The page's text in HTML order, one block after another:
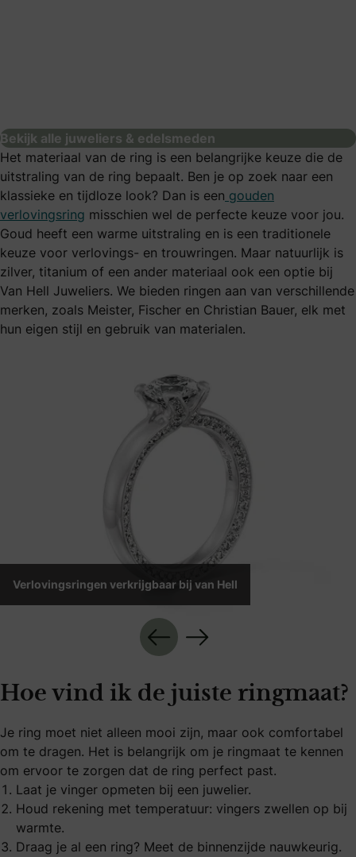
Bekijk alle juweliers & edelsmeden
Het materiaal van de ring is een belangrijke keuze die de
uitstraling van de ring bepaalt. Ben je op zoek naar een
klassieke en tijdloze look? Dan is een gouden
verlovingsring misschien wel de perfecte keuze voor jou.
Goud heeft een warme uitstraling en is een traditionele
keuze voor verlovings- en trouwringen. Maar natuurlijk is
zilver, titanium of een ander materiaal ook een optie bij
Van Hell Juweliers. We bieden ringen aan van verschillende
merken, zoals Meister, Fischer en Christian Bauer, elk met
hun eigen stijl en gebruik van materialen.
Verlovingsringen verkrijgbaar bij van Hell
Hoe vind ik de juiste ringmaat?
Je ring moet niet alleen mooi zijn, maar ook comfortabel
om te dragen. Het is belangrijk om je ringmaat te kennen
om ervoor te zorgen dat de ring perfect past.
Laat je vinger opmeten bij een juwelier.
Houd rekening met temperatuur: vingers zwellen op bij
warmte.
Draag je al een ring? Meet de binnenzijde nauwkeurig.